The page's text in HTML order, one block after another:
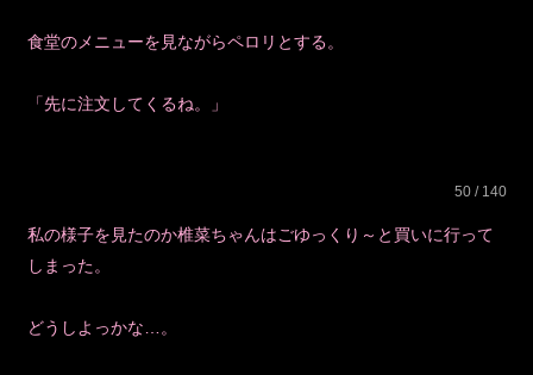
食堂のメニューを見ながらペロリとする。
「先に注文してくるね。」
50 / 140
私の様子を見たのか椎菜ちゃんはごゆっくり～と買いに行って
しまった。
どうしよっかな…。